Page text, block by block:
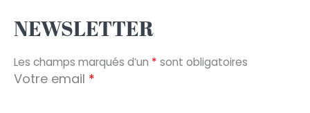
NEWSLETTER
Les champs marqués d’un * sont obligatoires
Votre email *